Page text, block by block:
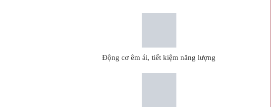
Động cơ êm ái, tiết kiệm năng lượng